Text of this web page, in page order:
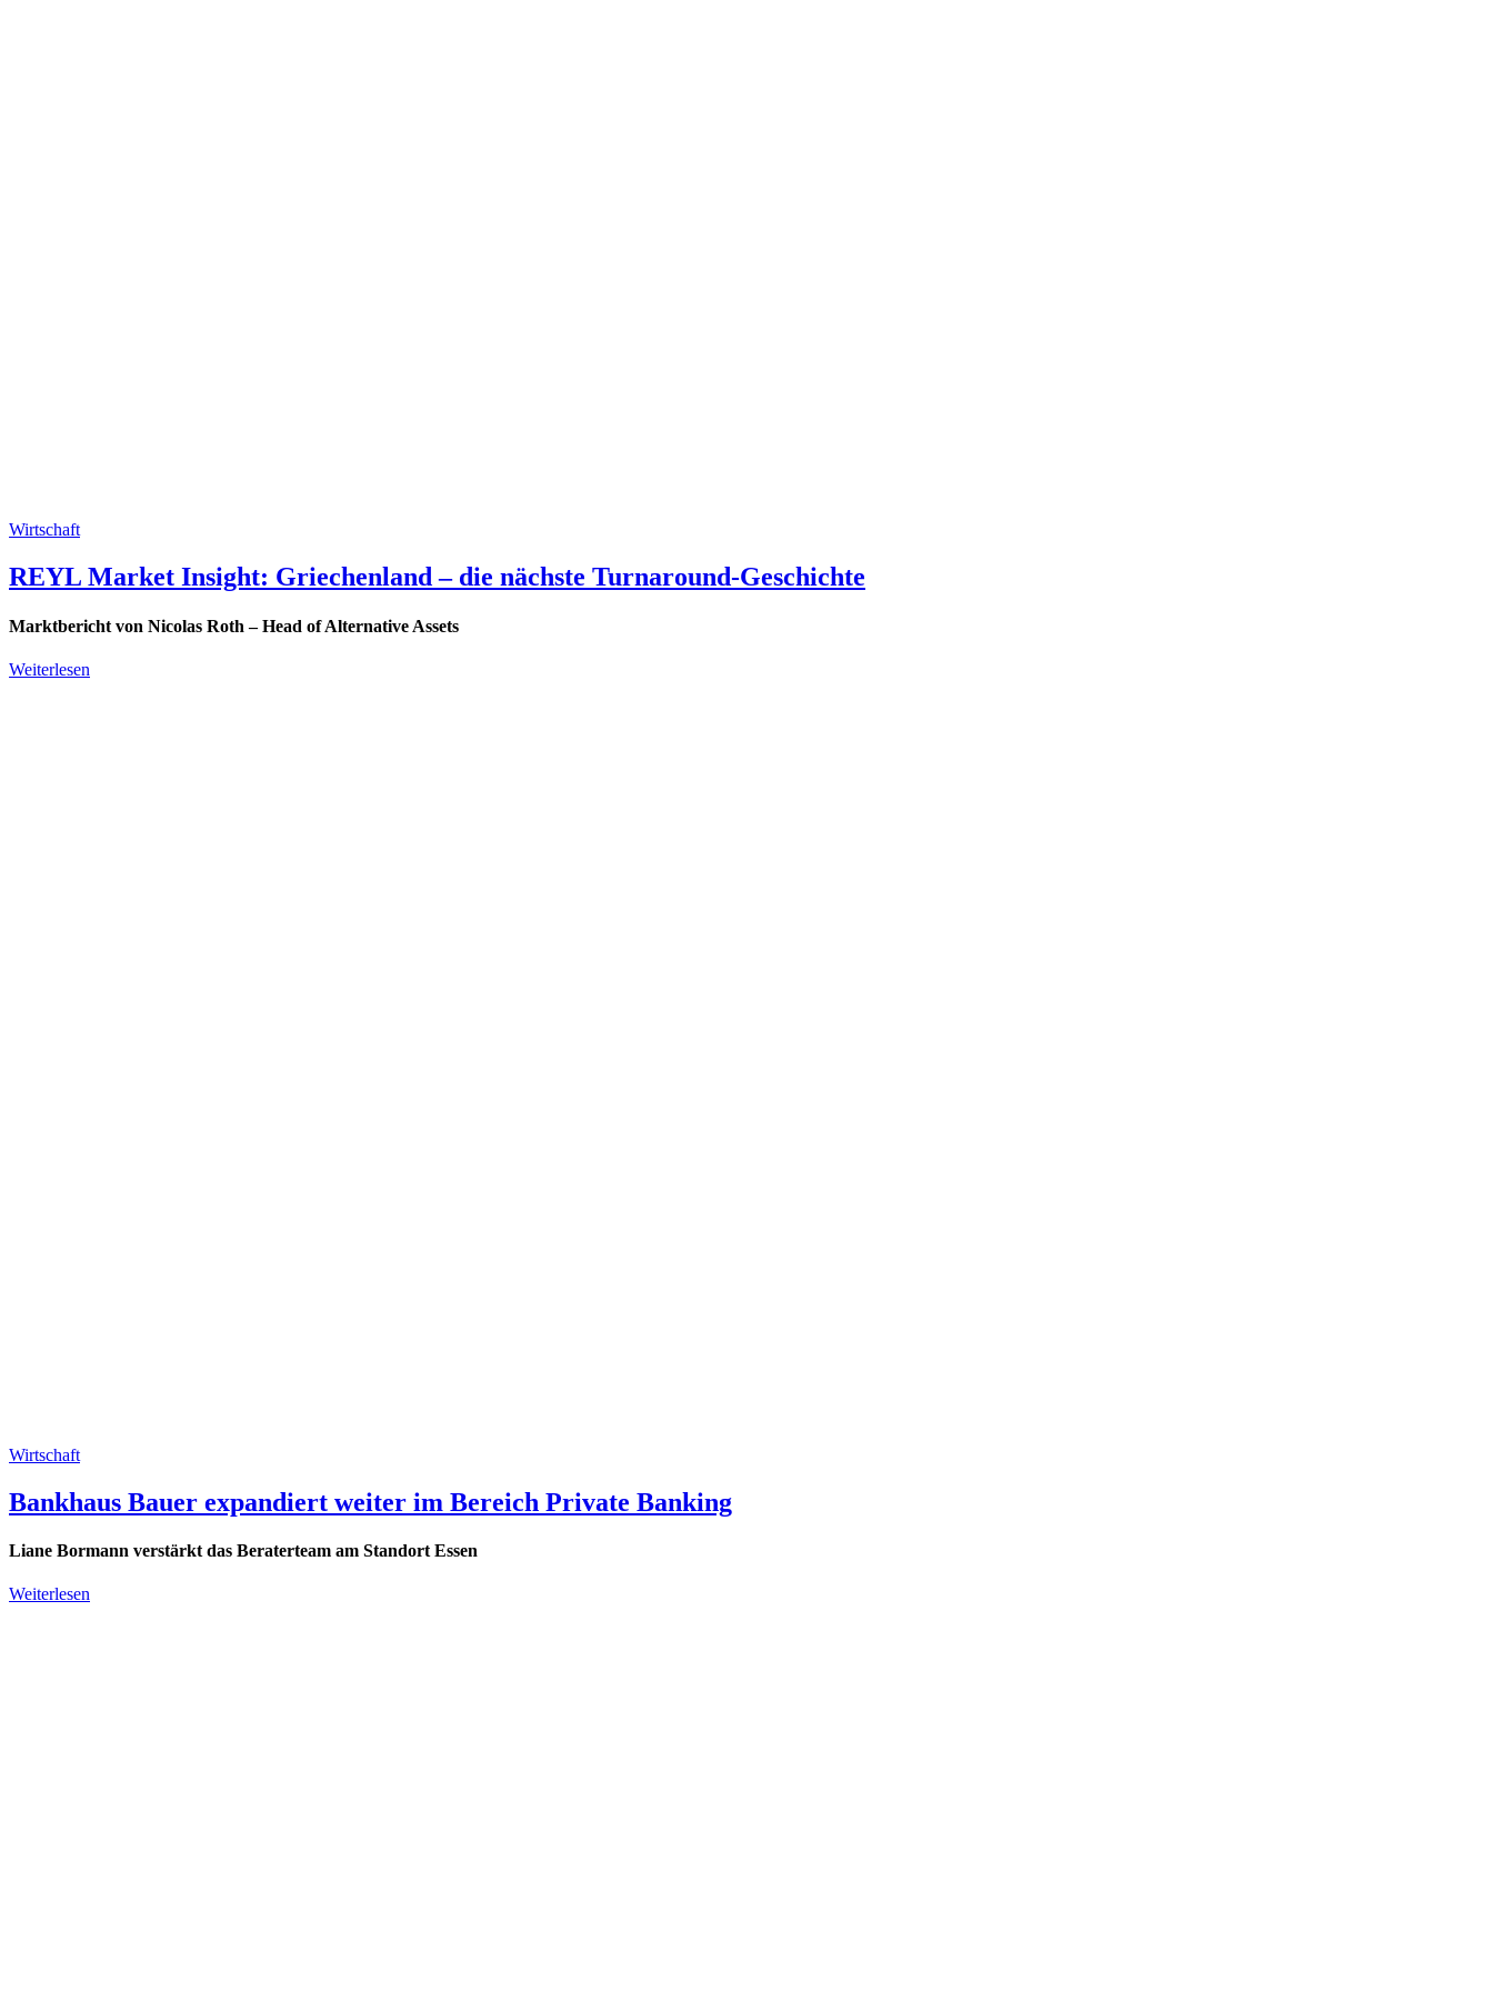
Wirtschaft
REYL Market Insight: Griechenland – die nächste Turnaround-Geschichte
Marktbericht von Nicolas Roth – Head of Alternative Assets
Weiterlesen
Wirtschaft
Bankhaus Bauer expandiert weiter im Bereich Private Banking
Liane Bormann verstärkt das Beraterteam am Standort Essen
Weiterlesen